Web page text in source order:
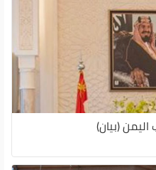
(بيان)